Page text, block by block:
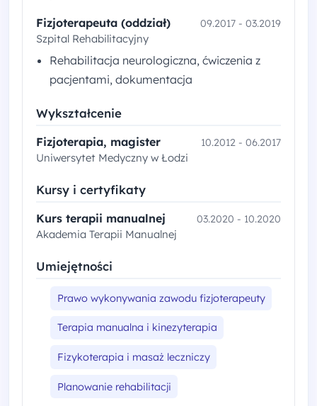
Fizjoterapeuta (oddział) 09.2017 - 03.2019
Szpital Rehabilitacyjny
Rehabilitacja neurologiczna, ćwiczenia z
pacjentami, dokumentacja
Wykształcenie
Fizjoterapia, magister 10.2012 - 06.2017
Uniwersytet Medyczny w Łodzi
Kursy i certyfikaty
Kurs terapii manualnej 03.2020 - 10.2020
Akademia Terapii Manualnej
Umiejętności
Prawo wykonywania zawodu fizjoterapeuty
Terapia manualna i kinezyterapia
Fizykoterapia i masaż leczniczy
Planowanie rehabilitacji